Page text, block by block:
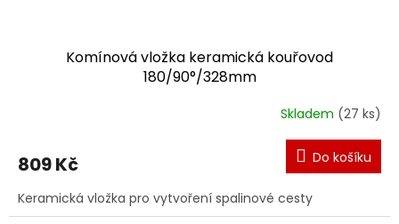
Komínová vložka keramická kouřovod
180/90°/328mm
Skladem (27 ks)
809 Kč Do košíku
Keramická vložka pro vytvoření spalinové cesty